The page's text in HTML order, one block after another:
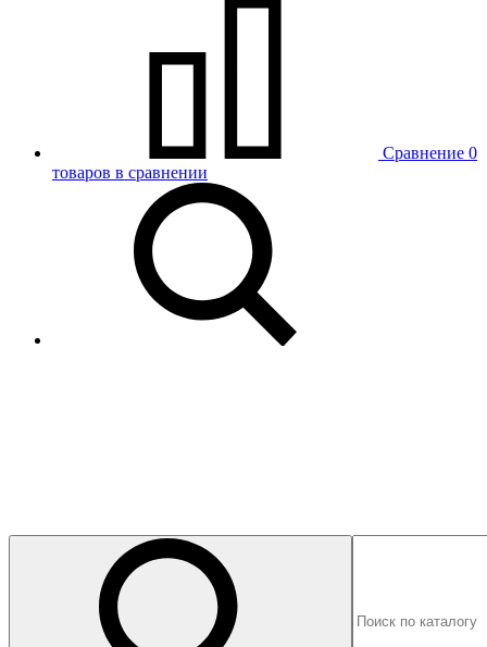
Сравнение 0
товаров в сравнении